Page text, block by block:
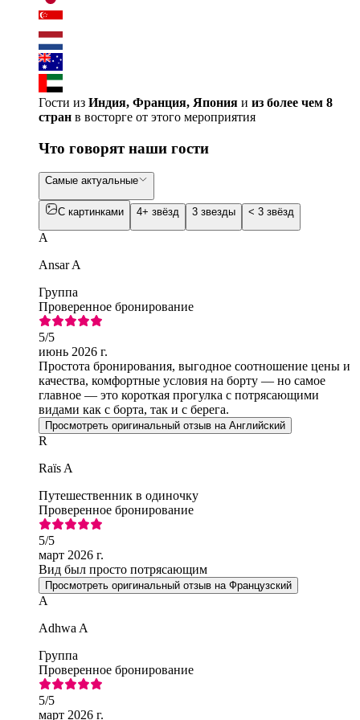
Гости из Индия, Франция, Япония и из более чем 8
стран в восторге от этого мероприятия
Что говорят наши гости
Самые актуальные
С картинками 4+ звёзд 3 звезды < 3 звёзд
A
Ansar A
Группа
Проверенное бронирование
5/5
июнь 2026 г.
Простота бронирования, выгодное соотношение цены и
качества, комфортные условия на борту — но самое
главное — это короткая прогулка с потрясающими
видами как с борта, так и с берега.
Просмотреть оригинальный отзыв на Английский
R
Raïs A
Путешественник в одиночку
Проверенное бронирование
5/5
март 2026 г.
Вид был просто потрясающим
Просмотреть оригинальный отзыв на Французский
A
Adhwa A
Группа
Проверенное бронирование
5/5
март 2026 г.